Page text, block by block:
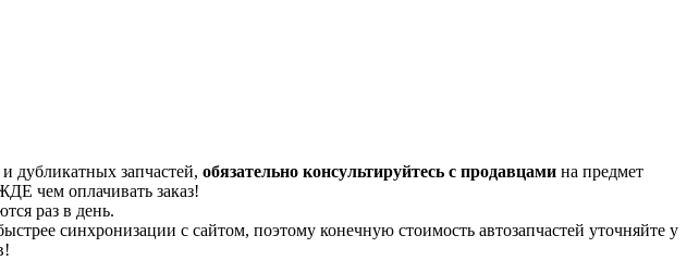
дубликатных запчастей, обязательно консультируйтесь с продавцамина предмет
чем оплачивать заказ!
раз в день.
синхронизации с сайтом, поэтому конечную стоимость автозапчастей уточняйте у